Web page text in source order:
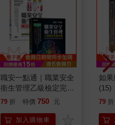
職安一點通｜職業安全
衛生管理乙級檢定完勝
攻略｜2026版(套書)
79 折 特價 750 元
加入購物車
如
(15)
貓
79 折